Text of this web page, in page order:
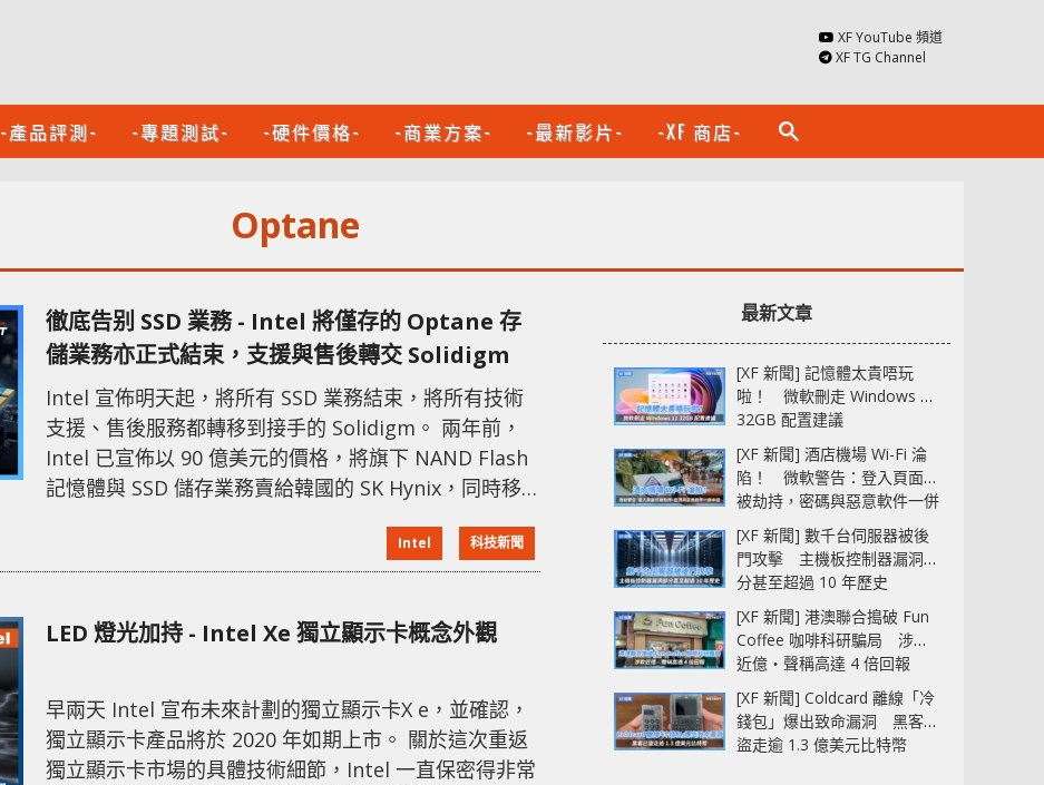
XF YouTube 頻道
XF TG Channel
-產品評測- -專題測試- -硬件價格- -商業方案- -最新影片- -XF 商店- search
Optane
徹底告别 SSD 業務 - Intel 將僅存的 Optane 存
儲業務亦正式結束，支援與售後轉交 Solidigm
Intel 宣佈明天起，將所有 SSD 業務結束，將所有技術
支援、售後服務都轉移到接手的 Solidigm。 兩年前，
Intel 已宣佈以 90 億美元的價格，將旗下 NAND Flash
記憶體與 SSD 儲存業務賣給韓國的 SK Hynix，同時移
Intel 又放棄了僅存的 Optane 存儲業務，且不是出售而
是直接關閉，預計損失 5.59 億美元。 當年 SK Hynix 收
Intel 科技新聞
LED 燈光加持 - Intel Xe 獨立顯示卡概念外觀
早兩天 Intel 宣布未來計劃的獨立顯示卡X e，並確認，
獨立顯示卡產品將於 2020 年如期上市。 關於這次重返
獨立顯示卡市場的具體技術細節，Intel 一直保密得非常
最新文章
[XF 新聞] 記憶體太貴唔玩
啦！ 微軟刪走 Windows 11
32GB 配置建議
[XF 新聞] 酒店機場 Wi-Fi 淪
陷！ 微軟警告：登入頁面可
被劫持，密碼與惡意軟件一併
中招
[XF 新聞] 數千台伺服器被後
門攻擊 主機板控制器漏洞部
分甚至超過 10 年歷史
[XF 新聞] 港澳聯合搗破 Fun
Coffee 咖啡科研騙局 涉款
近億‧聲稱高達 4 倍回報
[XF 新聞] Coldcard 離線「冷
錢包」爆出致命漏洞 黑客已
盜走逾 1.3 億美元比特幣